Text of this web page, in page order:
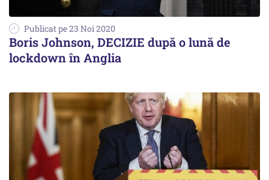
Publicat pe 23 Noi 2020
Boris Johnson, DECIZIE după o lună de
lockdown în Anglia